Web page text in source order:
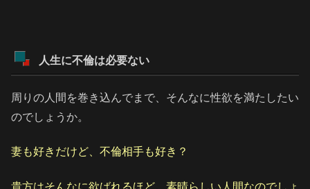
人生に不倫は必要ない
周りの人間を巻き込んでまで、そんなに性欲を満たしたい
のでしょうか。
妻も好きだけど、不倫相手も好き？
貴方はそんなに欲ばれるほど、素晴らしい人間なのでしょ